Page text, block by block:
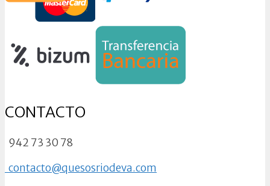
CONTACTO
942 73 30 78
contacto@quesosriodeva.com